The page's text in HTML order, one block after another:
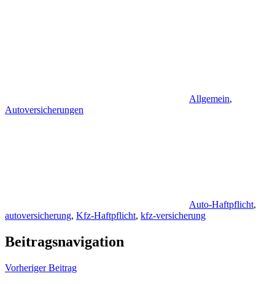
Allgemein,
Autoversicherungen
Auto-Haftpflicht,
autoversicherung, Kfz-Haftpflicht, kfz-versicherung
Beitragsnavigation
Vorheriger Beitrag